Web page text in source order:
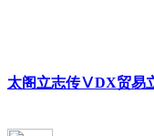
太阁立志传ⅤDX贸易